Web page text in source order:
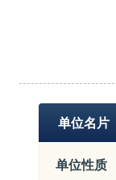
单位名片
单位性质